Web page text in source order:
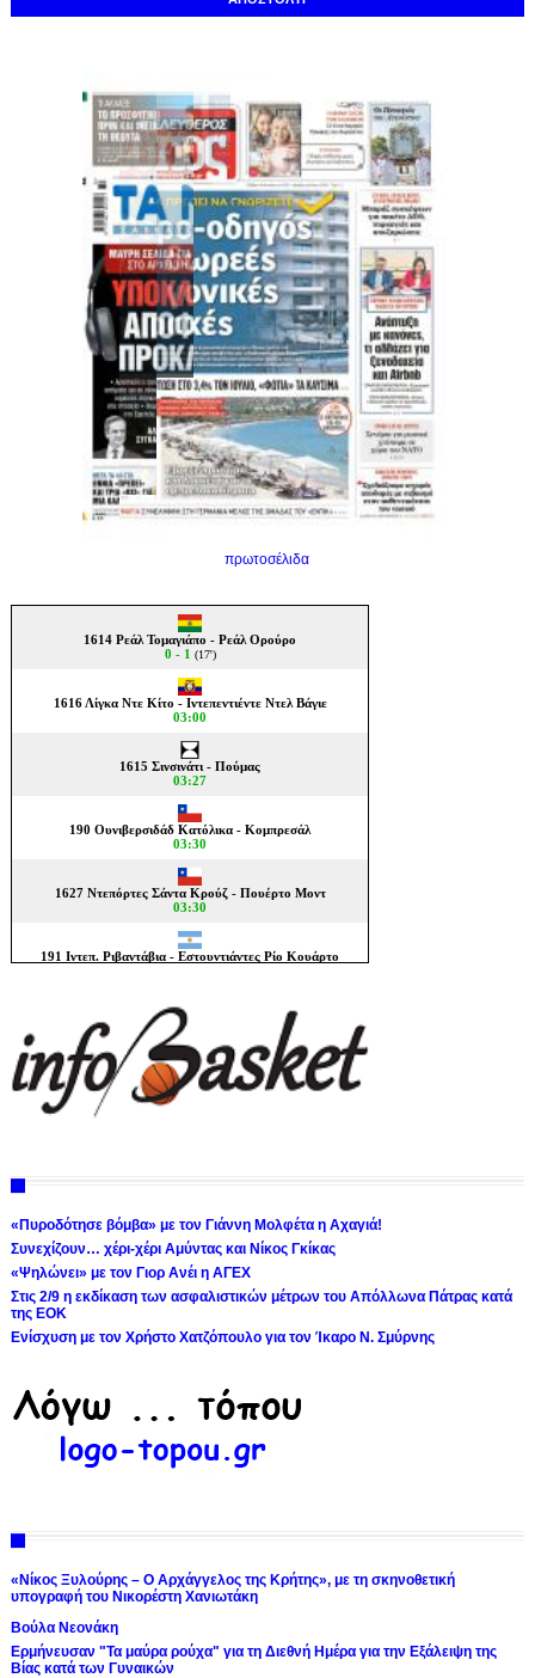
πρωτοσέλιδα
«Πυροδότησε βόμβα» με τον Γιάννη Μολφέτα η Αχαγιά!
Συνεχίζουν… χέρι-χέρι Αμύντας και Νίκος Γκίκας
«Ψηλώνει» με τον Γιορ Ανέι η ΑΓΕΧ
Στις 2/9 η εκδίκαση των ασφαλιστικών μέτρων του Απόλλωνα Πάτρας κατά
της ΕΟΚ
Ενίσχυση με τον Χρήστο Χατζόπουλο για τον Ίκαρο Ν. Σμύρνης
«Νίκος Ξυλούρης – Ο Αρχάγγελος της Κρήτης», με τη σκηνοθετική
υπογραφή του Νικορέστη Χανιωτάκη
Βούλα Νεονάκη
Ερμήνευσαν "Τα μαύρα ρούχα" για τη Διεθνή Ημέρα για την Εξάλειψη της
Βίας κατά των Γυναικών